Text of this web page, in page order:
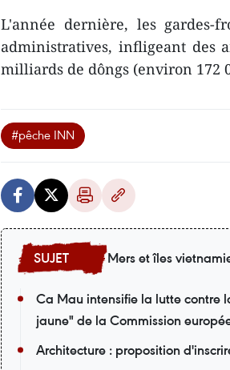
L'année dernière, les gardes-
administratives, infligeant des
milliards de dôngs (environ 172
#pêche INN
Mers et îles
Ca Mau intensifie la lutte contre
jaune" de la Commission
Architecture : proposition